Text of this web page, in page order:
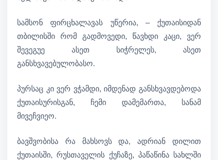
სამსონ ფირცხალავას უწერია, – ქუთაისიდან
თბილისში რომ გადმოვედი, წავხდი კაცი, ვერ
შევეგუე ასეთ სიჭრელეს, ასეთ
განსხვავებულობასო.
პურსაც კი ვერ ვჭამდი, იმდენად განსხვავდებოდა
ქუთაისურისგან, ჩემი დამემართა, სანამ
მივეჩვიეო.
ბავშვობისა რა მახსოვს და, ადრიან დილით
ქუთაისში, რუსთაველის ქუჩაზე, პაწაწინა სახლში